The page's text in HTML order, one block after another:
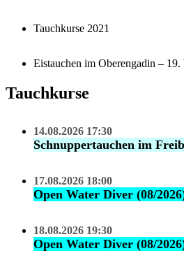
Tauchkurse 2021
Eistauchen im Oberengadin – 19.
Tauchkurse
14.08.2026 17:30
Schnuppertauchen im
17.08.2026 18:00
Open Water Diver (08/
18.08.2026 19:30
Open Water Diver (08/